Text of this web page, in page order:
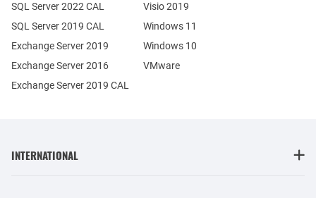
Exchange Server 2019
Exchange Server 2016
SQL Server 2022 CAL
SQL Server 2019 CAL
Exchange Server 2019 CAL
Visio 2019
Windows 11
Windows 10
VMware
INTERNATIONAL